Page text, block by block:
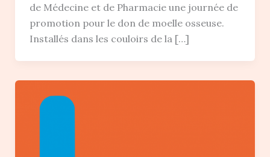
de Médecine et de Pharmacie une journée de
promotion pour le don de moelle osseuse.
Installés dans les couloirs de la […]